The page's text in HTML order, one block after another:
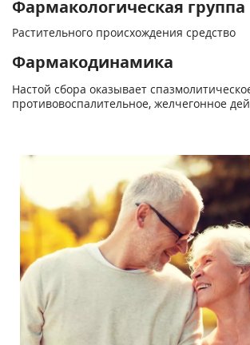
Фармакологическая группа
Растительного происхождения средство
Фармакодинамика
Настой сбора оказывает
противовоспалительное, желчегонное